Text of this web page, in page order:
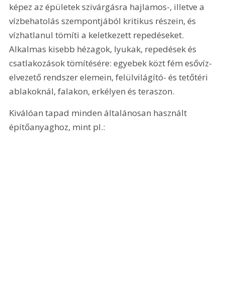
képez az épületek szivárgásra hajlamos-, illetve a
vízbehatolás szempontjából kritikus részein, és
vízhatlanul tömíti a keletkezett repedéseket.
Alkalmas kisebb hézagok, lyukak, repedések és
csatlakozások tömítésére: egyebek közt fém esővíz-
elvezető rendszer elemein, felülvilágító- és tetőtéri
ablakoknál, falakon, erkélyen és teraszon.
Kiválóan tapad minden általánosan használt
építőanyaghoz, mint pl.: